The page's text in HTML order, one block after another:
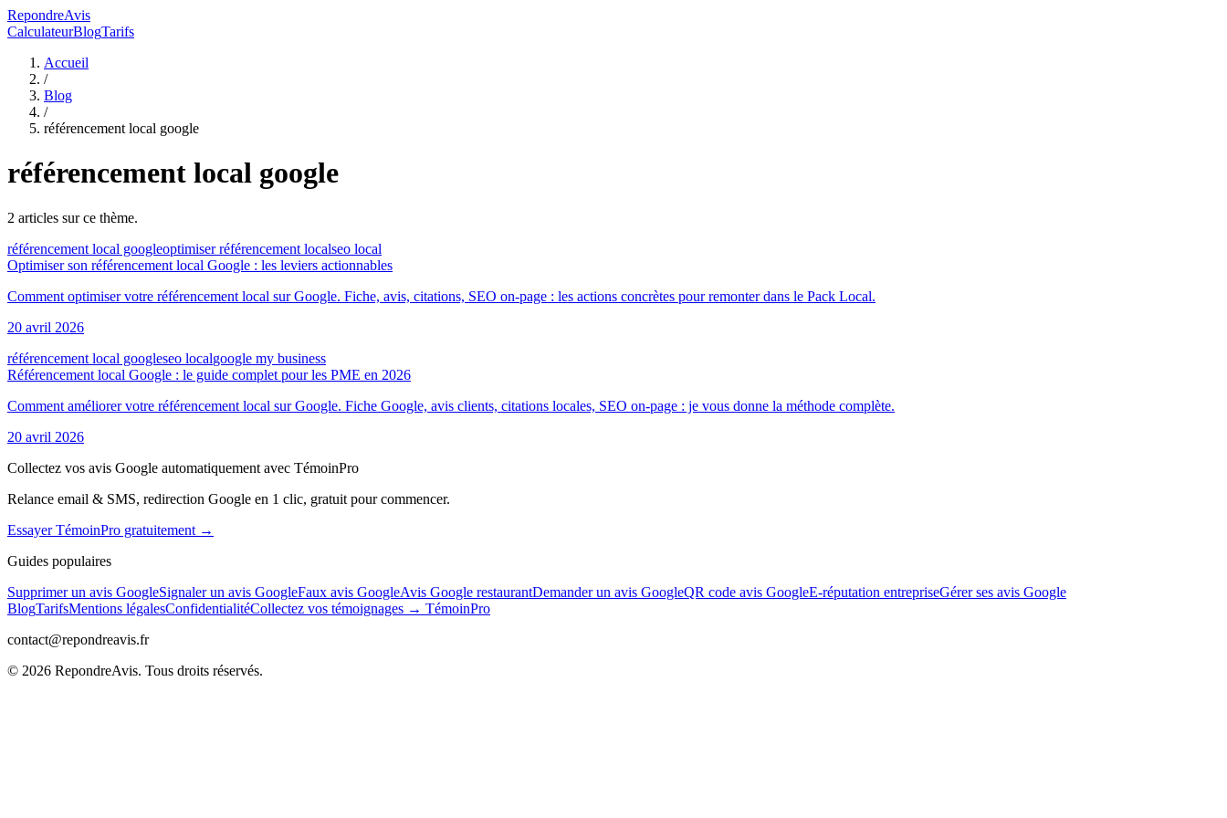
RepondreAvis
CalculateurBlogTarifs
Accueil
/
Blog
/
référencement local google
référencement local google
2 articles sur ce thème.
référencement local googleoptimiser référencement localseo local
Optimiser son référencement local Google : les leviers actionnables
Comment optimiser votre référencement local sur Google. Fiche, avis, citations, SEO on-page : les actions concrètes pour remonter dans le Pack Local.
20 avril 2026
référencement local googleseo localgoogle my business
Référencement local Google : le guide complet pour les PME en 2026
Comment améliorer votre référencement local sur Google. Fiche Google, avis clients, citations locales, SEO on-page : je vous donne la méthode complète.
20 avril 2026
Collectez vos avis Google automatiquement avec TémoinPro
Relance email & SMS, redirection Google en 1 clic, gratuit pour commencer.
Essayer TémoinPro gratuitement →
Guides populaires
Supprimer un avis GoogleSignaler un avis GoogleFaux avis GoogleAvis Google restaurantDemander un avis GoogleQR code avis GoogleE-réputation entrepriseGérer ses avis Google
BlogTarifsMentions légalesConfidentialitéCollectez vos témoignages → TémoinPro
contact@repondreavis.fr
© 2026 RepondreAvis. Tous droits réservés.